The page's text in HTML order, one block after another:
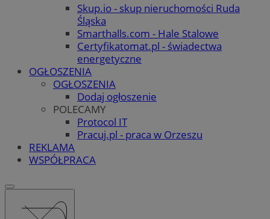
Skup.io - skup nieruchomości Ruda
Śląska
Smarthalls.com - Hale Stalowe
Certyfikatomat.pl - świadectwa
energetyczne
OGŁOSZENIA
OGŁOSZENIA
Dodaj ogłoszenie
POLECAMY
Protocol IT
Pracuj.pl - praca w Orzeszu
REKLAMA
WSPÓŁPRACA